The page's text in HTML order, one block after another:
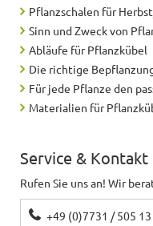
Pflanzschalen für
Sinn und Zweck von
Abläufe für Pflanzkübel
Die richtige
Für jede Pflanze den
Materialien für
Service & Kontakt
Rufen Sie uns an! Wir
+49 (0)7731 / 505